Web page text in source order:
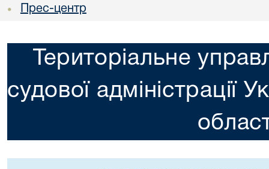
• Прес-центр
Територіальне
судової адміністрації